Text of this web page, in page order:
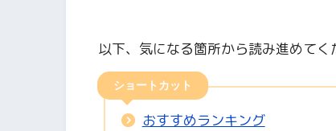
以下、気になる箇所から読み進めてく
ショートカット
おすすめランキング